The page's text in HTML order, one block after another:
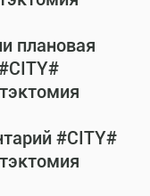
плановая
#CITY#